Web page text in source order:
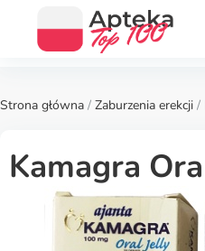
Strona główna / Zaburzenia erekcji /
Kamagra